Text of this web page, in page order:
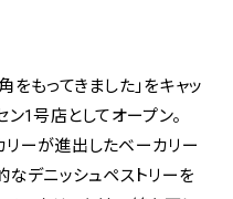
もってきました」をキャッ
1号店としてオープン。
ーが進出したベーカリー
なデニッシュペストリーを